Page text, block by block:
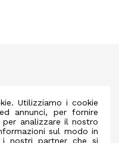
Utilizziamo i cookie
annunci, per fornire
analizzare il nostro
sul modo in
nostri partner che si